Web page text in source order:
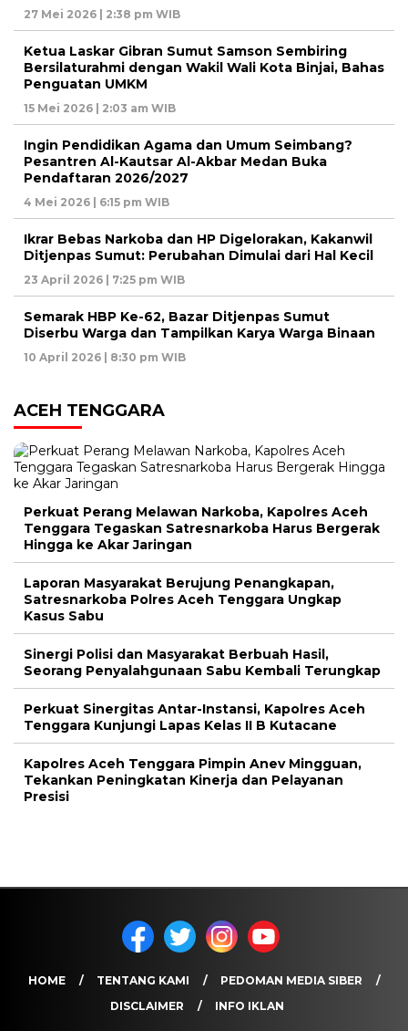
27 Mei 2026 | 2:38 pm WIB
Ketua Laskar Gibran Sumut Samson Sembiring
Bersilaturahmi dengan Wakil Wali Kota Binjai, Bahas
Penguatan UMKM
15 Mei 2026 | 2:03 am WIB
Ingin Pendidikan Agama dan Umum Seimbang?
Pesantren Al-Kautsar Al-Akbar Medan Buka
Pendaftaran 2026/2027
4 Mei 2026 | 6:15 pm WIB
Ikrar Bebas Narkoba dan HP Digelorakan, Kakanwil
Ditjenpas Sumut: Perubahan Dimulai dari Hal Kecil
23 April 2026 | 7:25 pm WIB
Semarak HBP Ke-62, Bazar Ditjenpas Sumut
Diserbu Warga dan Tampilkan Karya Warga Binaan
10 April 2026 | 8:30 pm WIB
ACEH TENGGARA
Perkuat Perang Melawan Narkoba, Kapolres Aceh
Tenggara Tegaskan Satresnarkoba Harus Bergerak
Hingga ke Akar Jaringan
Laporan Masyarakat Berujung Penangkapan,
Satresnarkoba Polres Aceh Tenggara Ungkap
Kasus Sabu
Sinergi Polisi dan Masyarakat Berbuah Hasil,
Seorang Penyalahgunaan Sabu Kembali Terungkap
Perkuat Sinergitas Antar-Instansi, Kapolres Aceh
Tenggara Kunjungi Lapas Kelas II B Kutacane
Kapolres Aceh Tenggara Pimpin Anev Mingguan,
Tekankan Peningkatan Kinerja dan Pelayanan
Presisi
HOME TENTANG KAMI
PEDOMAN MEDIA SIBER
DISCLAIMER
INFO IKLAN